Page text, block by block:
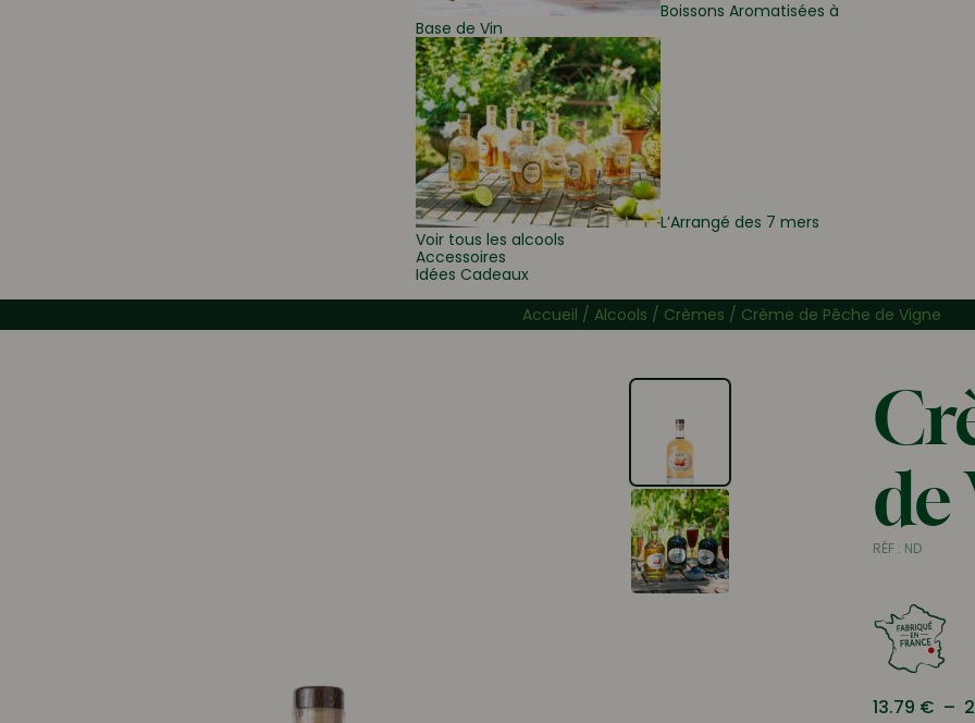
Boissons Aromatisées à
Base de Vin
L’Arrangé des 7 mers
Voir tous les alcools
Accessoires
Idées Cadeaux
Accueil / Alcools / Crèmes / Crème de Pêche de Vigne
de
13.79 € –
RÉF : ND